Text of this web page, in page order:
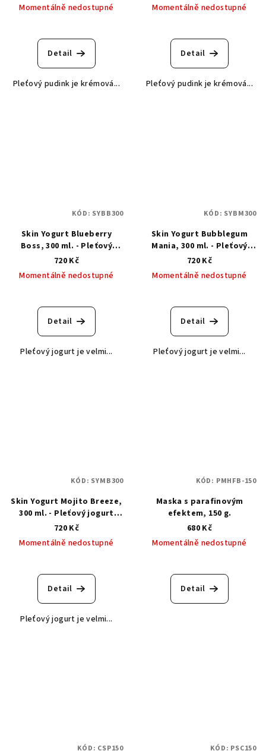
Momentálně nedostupné
Detail
Pleťový pudink je krémová...
Momentálně nedostupné
Detail
Pleťový pudink je krémová...
Skin Yogurt Blueberry
Boss, 300 ml. - Pleťový
jogurt borůvkový boss
720 Kč
Momentálně nedostupné
Detail
Pleťový jogurt je velmi...
KÓD: SYBB300
Skin Yogurt Bubblegum
Mania, 300 ml. - Pleťový
jogurt žvýkačková mánie
720 Kč
Momentálně nedostupné
Detail
Pleťový jogurt je velmi...
KÓD: SYBM300
Skin Yogurt Mojito Breeze,
300 ml. - Pleťový jogurt
mojito koktejl
720 Kč
Momentálně nedostupné
Detail
Pleťový jogurt je velmi...
KÓD: SYMB300
Maska s parafinovým
efektem, 150 g.
680 Kč
Momentálně nedostupné
Detail
KÓD: PMHFB-150
KÓD: CSP150 KÓD: PSC150